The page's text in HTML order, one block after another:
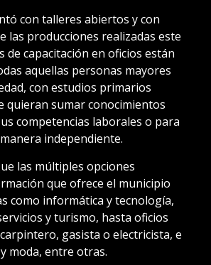
con talleres abiertos y con
las producciones realizadas este
de capacitación en oficios están
aquellas personas mayores
con estudios primarios
quieran sumar conocimientos
competencias laborales o para
independiente.
las múltiples opciones
que ofrece el municipio
como informática y tecnología,
y turismo, hasta oficios
gasista o electricista, e
moda, entre otras.